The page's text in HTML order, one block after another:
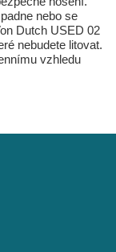
nebo se
Dutch USED 02
nebudete litovat.
vzhledu